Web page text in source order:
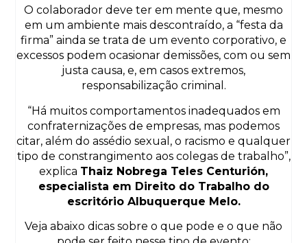
O colaborador deve ter em mente que, mesmo
em um ambiente mais descontraído, a “festa da
firma” ainda se trata de um evento corporativo, e
excessos podem ocasionar demissões, com ou sem
justa causa, e, em casos extremos,
responsabilização criminal.
“Há muitos comportamentos inadequados em
confraternizações de empresas, mas podemos
citar, além do assédio sexual, o racismo e qualquer
tipo de constrangimento aos colegas de trabalho”,
explica Thaiz Nobrega Teles Centurión,
especialista em Direito do Trabalho do
escritório Albuquerque Melo.
Veja abaixo dicas sobre o que pode e o que não